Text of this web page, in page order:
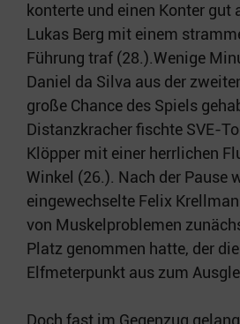
konterte und einen Konter gut
Lukas Berg mit einem
Führung traf (28.).Wenige
Daniel da Silva aus der
große Chance des Spiels
Distanzkracher fischte SVE-
Klöpper mit einer herrlichen
Winkel (26.). Nach der Pause
eingewechselte Felix
von Muskelproblemen
Platz genommen hatte, der
Elfmeterpunkt aus zum
Doch fast im Gegenzug